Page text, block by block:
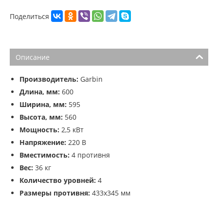
Поделиться
Описание
Производитель: Garbin
Длина, мм: 600
Ширина, мм: 595
Высота, мм: 560
Мощность: 2,5 кВт
Напряжение: 220 В
Вместимость: 4 противня
Вес: 36 кг
Количество уровней: 4
Размеры противня: 433х345 мм